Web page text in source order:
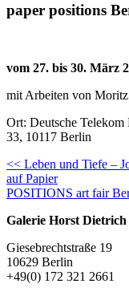
paper positions
vom 27. bis 30. März
mit Arbeiten von
Ort: Deutsche Telekom
33, 10117 Berlin
Continue
Reading
<< Leben und Tiefe –
auf Papier
POSITIONS art fair
Galerie Horst Dietrich
Giesebrechtstraße 19
10629 Berlin
+49(0) 172 321 2661